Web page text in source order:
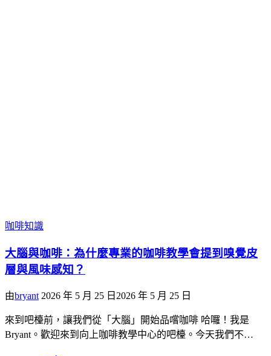
咖啡知識
大腦與咖啡：為什麼專業的咖啡教學會提到嗅覺皮
層與風味感知？
由bryant 2026 年 5 月 25 日 2026 年 5 月 25 日
來到吧檯前，讓我們從「大腦」開始品嚐咖啡 哈囉！我是
Bryant。歡迎來到向上咖啡教學中心的吧檯。今天我們不…